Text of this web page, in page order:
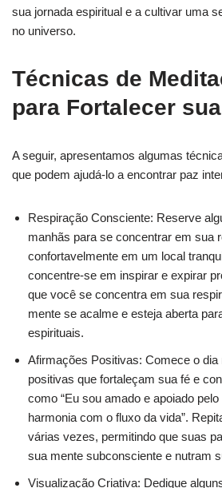
sua jornada espiritual e a cultivar uma
no universo.
Técnicas de
para Fortalecer
A seguir, apresentamos algumas
que podem ajudá-lo a encontrar paz
Respiração Consciente: Reserve
manhãs para se concentrar em sua
confortavelmente em um local
concentre-se em inspirar e expirar
que você se concentra em sua
mente se acalme e esteja aberta
espirituais.
Afirmações Positivas: Comece o dia
positivas que fortaleçam sua fé e
como “Eu sou amado e apoiado
harmonia com o fluxo da vida”.
várias vezes, permitindo que suas
sua mente subconsciente e nutram
Visualização Criativa: Dedique